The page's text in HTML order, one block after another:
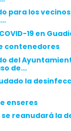
para los
19 en
contenedores
del
de...
la
enseres
se reanudará la